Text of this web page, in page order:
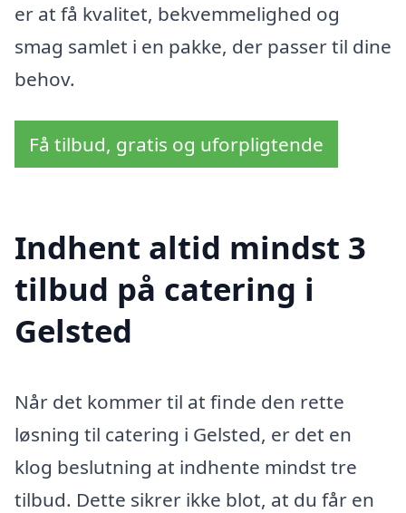
er at få kvalitet, bekvemmelighed og
smag samlet i en pakke, der passer til dine
behov.
Få tilbud, gratis og uforpligtende
Indhent altid mindst 3
tilbud på catering i
Gelsted
Når det kommer til at finde den rette
løsning til catering i Gelsted, er det en
klog beslutning at indhente mindst tre
tilbud. Dette sikrer ikke blot, at du får en